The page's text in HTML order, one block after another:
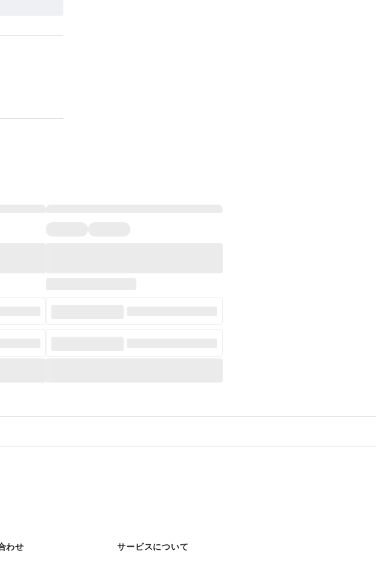
わせ
サービスについて